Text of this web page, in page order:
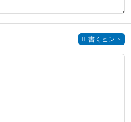
書くヒント